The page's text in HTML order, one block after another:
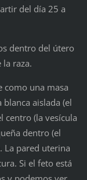
del día 25 a
dentro del útero
raza.
como una masa
aislada (el
centro (la vesícula
dentro (el
La pared uterina
Si el feto está